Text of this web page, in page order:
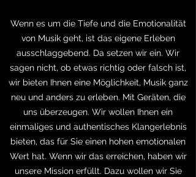
Wenn es um die Tiefe und die Emotionalität
von Musik geht, ist das eigene Erleben
ausschlaggebend. Da setzen wir ein. Wir
sagen nicht, ob etwas richtig oder falsch ist,
wir bieten Ihnen eine Möglichkeit, Musik ganz
neu und anders zu erleben. Mit Geräten, die
uns überzeugen. Wir wollen Ihnen ein
einmaliges und authentisches Klangerlebnis
bieten, das für Sie einen hohen emotionalen
Wert hat. Wenn wir das erreichen, haben wir
unsere Mission erfüllt. Dazu wollen wir Sie